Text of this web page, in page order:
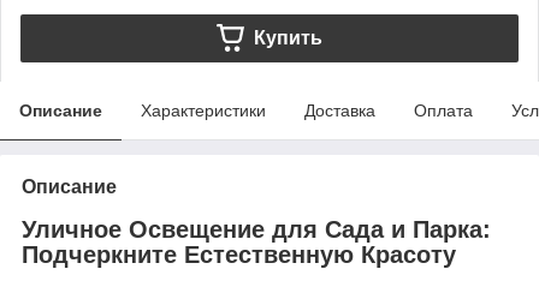
Купить
Описание Характеристики Доставка Оплата
Описание
Уличное Освещение для Сада и Парка:
Подчеркните Естественную Красоту